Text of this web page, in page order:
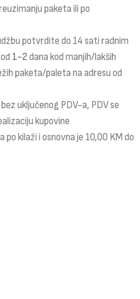
paketa ili po
potvrdite do 14 sati radnim
1-2 dana kod manjih/lakših
paketa/paleta na adresu od
uključenog PDV-a, PDV se
kupovine
kilaži i osnovna je 10,00 KM do